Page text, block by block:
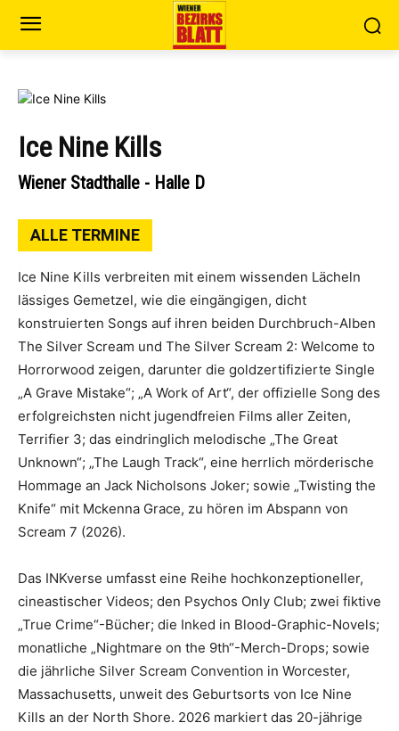
Ice Nine Kills
Wiener Stadthalle - Halle D
ALLE TERMINE
Ice Nine Kills verbreiten mit einem wissenden Lächeln
lässiges Gemetzel, wie die eingängigen, dicht
konstruierten Songs auf ihren beiden Durchbruch-Alben
The Silver Scream und The Silver Scream 2: Welcome to
Horrorwood zeigen, darunter die goldzertifizierte Single
„A Grave Mistake“; „A Work of Art“, der offizielle Song des
erfolgreichsten nicht jugendfreien Films aller Zeiten,
Terrifier 3; das eindringlich melodische „The Great
Unknown“; „The Laugh Track“, eine herrlich mörderische
Hommage an Jack Nicholsons Joker; sowie „Twisting the
Knife“ mit Mckenna Grace, zu hören im Abspann von
Scream 7 (2026).
Das INKverse umfasst eine Reihe hochkonzeptioneller,
cineastischer Videos; den Psychos Only Club; zwei fiktive
„True Crime“-Bücher; die Inked in Blood-Graphic-Novels;
monatliche „Nightmare on the 9th“-Merch-Drops; sowie
die jährliche Silver Scream Convention in Worcester,
Massachusetts, unweit des Geburtsorts von Ice Nine
Kills an der North Shore. 2026 markiert das 20-jährige